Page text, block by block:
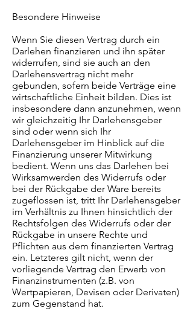
Besondere Hinweise
Wenn Sie diesen Vertrag durch ein
Darlehen finanzieren und ihn später
widerrufen, sind sie auch an den
Darlehensvertrag nicht mehr
gebunden, sofern beide Verträge eine
wirtschaftliche Einheit bilden. Dies ist
insbesondere dann anzunehmen, wenn
wir gleichzeitig Ihr Darlehensgeber
sind oder wenn sich Ihr
Darlehensgeber im Hinblick auf die
Finanzierung unserer Mitwirkung
bedient. Wenn uns das Darlehen bei
Wirksamwerden des Widerrufs oder
bei der Rückgabe der Ware bereits
zugeflossen ist, tritt Ihr Darlehensgeber
im Verhältnis zu Ihnen hinsichtlich der
Rechtsfolgen des Widerrufs oder der
Rückgabe in unsere Rechte und
Pflichten aus dem finanzierten Vertrag
ein. Letzteres gilt nicht, wenn der
vorliegende Vertrag den Erwerb von
Finanzinstrumenten (z.B. von
Wertpapieren, Devisen oder Derivaten)
zum Gegenstand hat.